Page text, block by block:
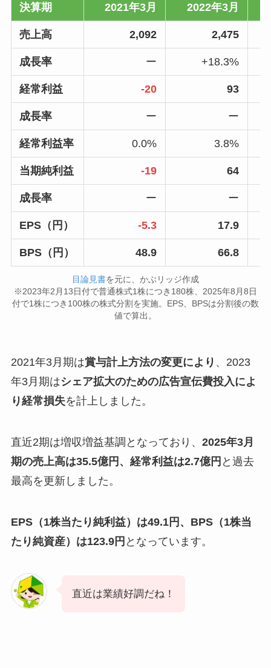
決算期 2021年3月 2022年3月
売上高 2,092 2,475
成長率 ー +18.3%
経常利益 -20 93
成長率 ー ー
経常利益率 0.0% 3.8%
当期純利益 -19 64
成長率 ー ー
EPS（円） -5.3 17.9
BPS（円） 48.9 66.8
目論見書を元に、かぶリッジ作成
※2023年2月13日付で普通株式1株につき180株、2025年8月8日
付で1株につき100株の株式分割を実施。EPS、BPSは分割後の数
値で算出。
2021年3月期は賞与計上方法の変更により 、2023
年3月期はシェア拡大のための広告宣伝費投入によ
り経常損失を計上しました。
直近2期は増収増益基調となっており、 2025年3月
期の売上高は35.5億円、経常利益は2.7億円 と過去
最高を更新しました。
EPS（1株当たり純利益）は49.1円、BPS（1株当
たり純資産）は123.9円 となっています。
直近は業績好調だね！